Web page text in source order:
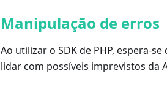
Manipulação de erros
Ao utilizar o SDK de PHP, espera-
lidar com possíveis imprevistos da